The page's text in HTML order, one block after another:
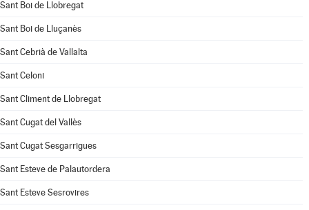
Sant Boi de Llobregat
Sant Boi de Lluçanès
Sant Cebrià de Vallalta
Sant Celoni
Sant Climent de Llobregat
Sant Cugat del Vallès
Sant Cugat Sesgarrigues
Sant Esteve de Palautordera
Sant Esteve Sesrovires